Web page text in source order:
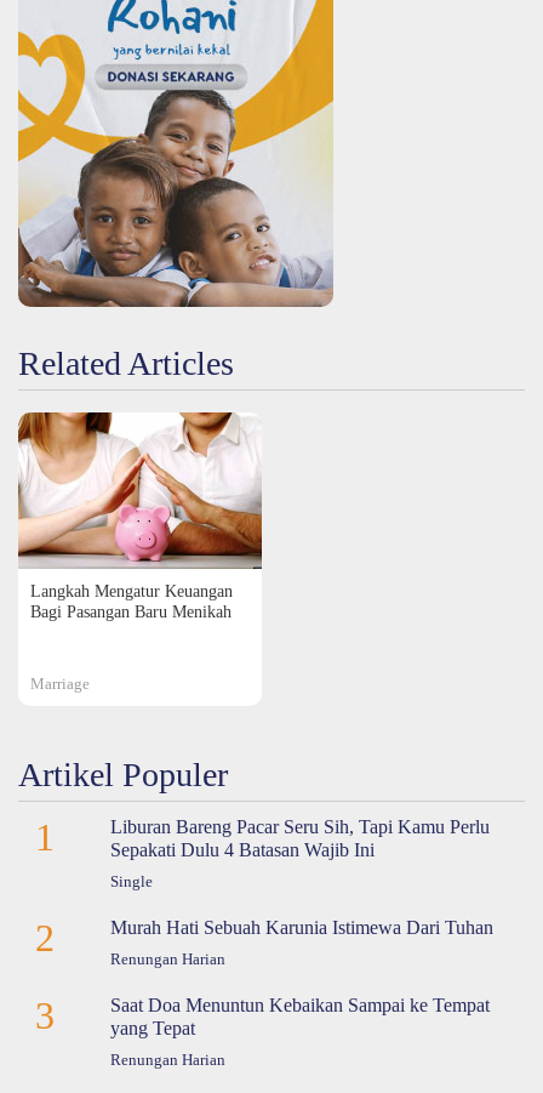
Related Articles
Langkah Mengatur Keuangan
Bagi Pasangan Baru Menikah
Marriage
Artikel Populer
1
Liburan Bareng Pacar Seru Sih, Tapi Kamu Perlu
Sepakati Dulu 4 Batasan Wajib Ini
Single
2 Murah Hati Sebuah Karunia Istimewa Dari Tuhan
Renungan Harian
3
Saat Doa Menuntun Kebaikan Sampai ke Tempat
yang Tepat
Renungan Harian